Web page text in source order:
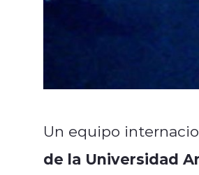
Un equipo
de la Universidad